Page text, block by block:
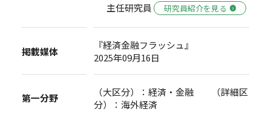
主任研究員
研究員紹介を見る
掲載媒体
『経済金融フラッシュ』
2025年09月16日
第一分野
（大区分）：経済・金融 （詳細区
分）：海外経済